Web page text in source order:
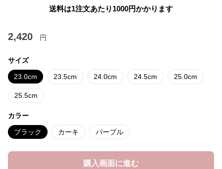
送料は1注文あたり 1000円かかります
2,420 円
サイズ
23.0cm 23.5cm 24.0cm 24.5cm 25.0cm
25.5cm
カラー
ブラック カーキ パープル
購入画面に進む